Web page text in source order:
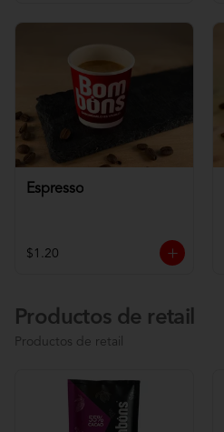
Espresso
$1.20
Productos de retail
Productos de retail